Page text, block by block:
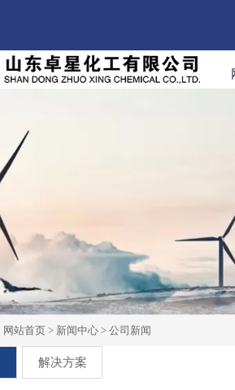
网站首页 > 新闻中心 >公司新闻
解决方案